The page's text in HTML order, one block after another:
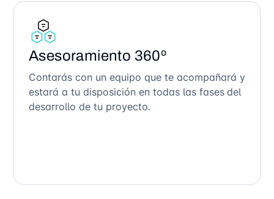
Asesoramiento 360º
Contarás con un equipo que te acompañará y
estará a tu disposición en todas las fases del
desarrollo de tu proyecto.